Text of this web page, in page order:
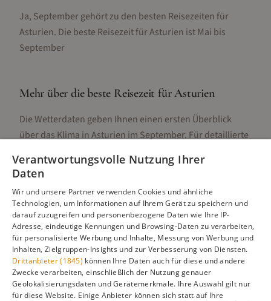
Ja, September gehört zu den besten Reisezeiten für
Asturien. Die beste Reisezeit für Asturien ist Mai bis
September
Mehr über die beste Reisezeit fürAsturien
Die Wetterdaten geben Ihnen einen ersten Überblick
über das Klima inAsturien im September. Für detaillierte
Unterschieden, Aktivitäten und Reisetipps besuchen Sie
Alle Infos zur besten Reisezeit Asturien
Gefällt dir diese Seite? Teile sie auf Pinterest!
Verantwortungsvolle Nutzung Ihrer
Daten
Wir und unsere Partner verwenden Cookies und ähnliche
Technologien, um Informationen auf Ihrem Gerät zu speichern und
darauf zuzugreifen und personenbezogene Daten wie Ihre IP-
Adresse, eindeutige Kennungen und Browsing-Daten zu verarbeiten,
für personalisierte Werbung und Inhalte, Messung von Werbung und
Inhalten, Zielgruppen-Insights und zur Verbesserung von Diensten.
Drittanbieter (1845) können Ihre Daten auch für diese und andere
Zwecke verarbeiten, einschließlich der Nutzung genauer
Geolokalisierungsdaten und Gerätemerkmale. Ihre Auswahl gilt nur
für diese Website. Einige Anbieter können sich statt auf Ihre